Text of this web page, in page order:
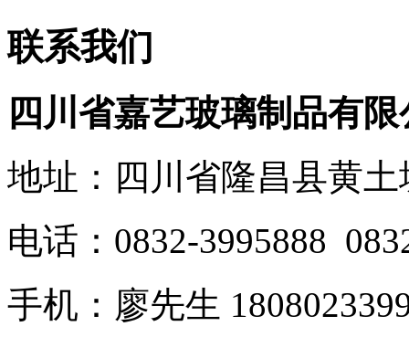
联系我们
四川省嘉艺玻璃制品有限
地址：四川省隆昌县黄
电话：0832-3995888
手机：廖先生